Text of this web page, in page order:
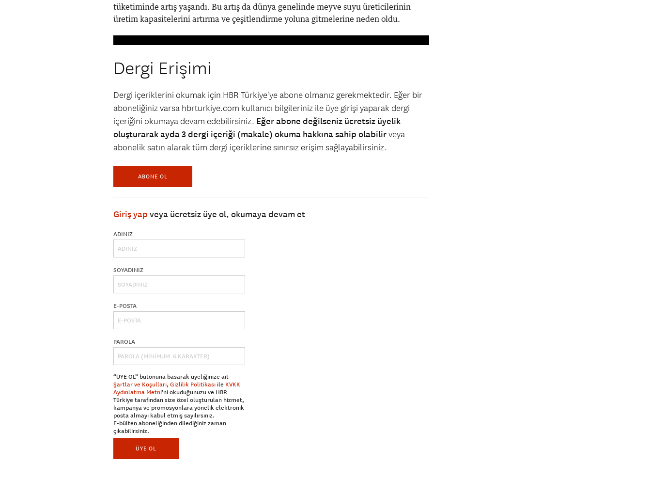
tüketiminde artış yaşandı. Bu artış da dünya genelinde meyve suyu üreticilerinin
üretim kapasitelerini artırma ve çeşitlendirme yoluna gitmelerine neden oldu.
Dergi Erişimi
Dergi içeriklerini okumak için HBR Türkiye'ye abone olmanız gerekmektedir. Eğer bir
aboneliğiniz varsa hbrturkiye.com kullanıcı bilgileriniz ile üye girişi yaparak dergi
içeriğini okumaya devam edebilirsiniz. Eğer abone değilseniz ücretsiz üyelik
oluşturarak ayda 3 dergi içeriği (makale) okuma hakkına sahip olabilirveya
abonelik satın alarak tüm dergi içeriklerine sınırsız erişim sağlayabilirsiniz.
ABONE OL
Giriş yap veya ücretsiz üye ol, okumaya devam et
ADINIZ
SOYADINIZ
E-POSTA
PAROLA
“ÜYE OL” butonuna basarak üyeliğinize ait
Şartlar ve Koşulları, Gizlilik Politikası ile KVKK
Aydınlatma Metni’ni okuduğunuzu ve HBR
Türkiye tarafından size özel oluşturulan hizmet,
kampanya ve promosyonlara yönelik elektronik
posta almayı kabul etmiş sayılırsınız.
E-bülten aboneliğinden dilediğiniz zaman
çıkabilirsiniz.
ÜYE OL